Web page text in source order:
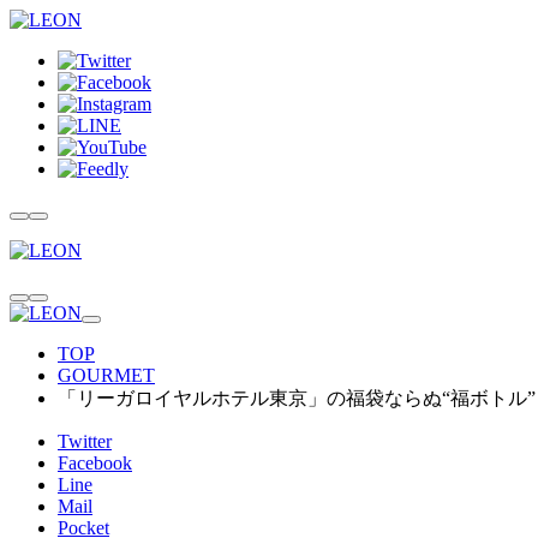
TOP
GOURMET
「リーガロイヤルホテル東京」の福袋ならぬ“福ボトル
Twitter
Facebook
Line
Mail
Pocket